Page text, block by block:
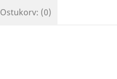
Ostukorv: (0)